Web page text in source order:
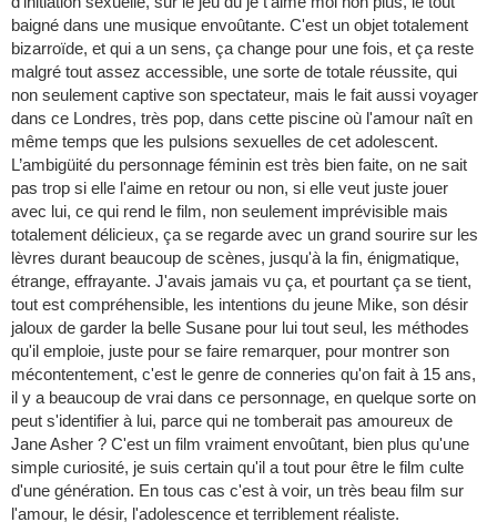
baigné dans une musique envoûtante. C'est un objet totalement
bizarroïde, et qui a un sens, ça change pour une fois, et ça reste
malgré tout assez accessible, une sorte de totale réussite, qui
non seulement captive son spectateur, mais le fait aussi voyager
dans ce Londres, très pop, dans cette piscine où l'amour naît en
même temps que les pulsions sexuelles de cet adolescent.
L’ambigüité du personnage féminin est très bien faite, on ne sait
pas trop si elle l'aime en retour ou non, si elle veut juste jouer
avec lui, ce qui rend le film, non seulement imprévisible mais
totalement délicieux, ça se regarde avec un grand sourire sur les
lèvres durant beaucoup de scènes, jusqu'à la fin, énigmatique,
étrange, effrayante. J'avais jamais vu ça, et pourtant ça se tient,
tout est compréhensible, les intentions du jeune Mike, son désir
jaloux de garder la belle Susane pour lui tout seul, les méthodes
qu'il emploie, juste pour se faire remarquer, pour montrer son
mécontentement, c'est le genre de conneries qu'on fait à 15 ans,
il y a beaucoup de vrai dans ce personnage, en quelque sorte on
peut s'identifier à lui, parce qui ne tomberait pas amoureux de
Jane Asher ? C'est un film vraiment envoûtant, bien plus qu'une
simple curiosité, je suis certain qu'il a tout pour être le film culte
d'une génération. En tous cas c'est à voir, un très beau film sur
l'amour, le désir, l'adolescence et terriblement réaliste.